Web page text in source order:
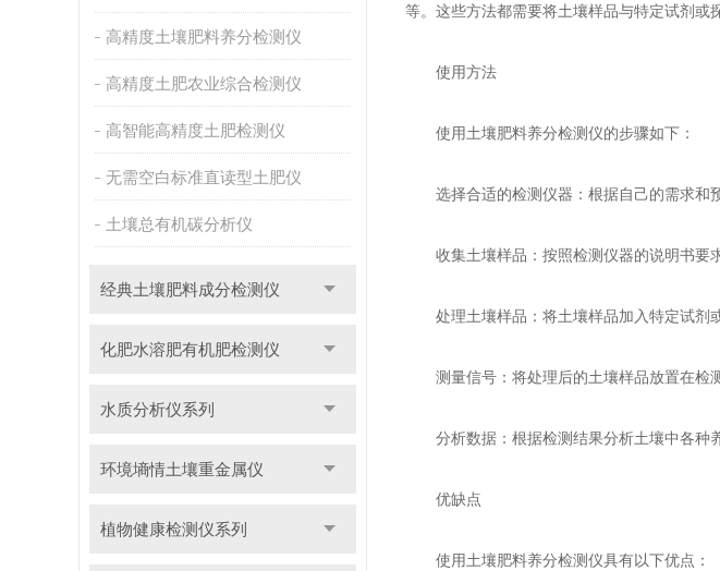
高精度土壤肥料养分检测仪
高精度土肥农业综合检测仪
高智能高精度土肥检测仪
无需空白标准直读型土肥仪
土壤总有机碳分析仪
经典土壤肥料成分检测仪
化肥水溶肥有机肥检测仪
水质分析仪系列
环境墒情土壤重金属仪
植物健康检测仪系列
等。这些方法都需要将土壤样品与特定试剂或
使用方法
使用土壤肥料养分检测仪的步骤如下：
选择合适的检测仪器：根据自己的需求和预
收集土壤样品：按照检测仪器的说明书要求
处理土壤样品：将土壤样品加入特定试剂或
测量信号：将处理后的土壤样品放置在检测
分析数据：根据检测结果分析土壤中各种养
优缺点
使用土壤肥料养分检测仪具有以下优点：